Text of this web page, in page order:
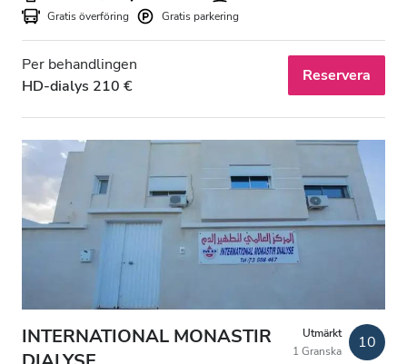
Betyg
Bra
Utmärkt
Gratis överföring
Gratis parkering
Per behandlingen
HD-dialys 210 €
Reservera
INTERNATIONAL MONASTIR
Utmärkt
1 Granska
10